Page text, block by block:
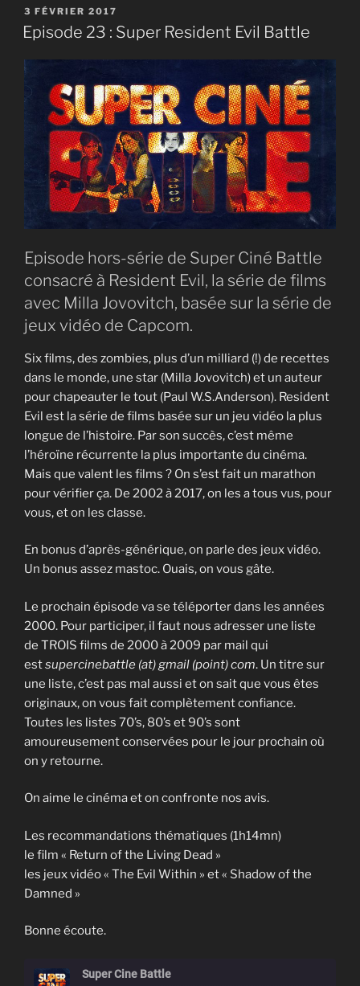
EMBED
PUBLIÉ
LE
3 FÉVRIER 2017
Episode 23 : Super Resident Evil Battle
Episode hors-série de Super Ciné Battle
consacré à Resident Evil, la série de films
avec Milla Jovovitch, basée sur la série de
jeux vidéo de Capcom.
Six films, des zombies, plus d’un milliard (!) de recettes
dans le monde, une star (Milla Jovovitch) et un auteur
pour chapeauter le tout (Paul W.S.Anderson). Resident
Evil est la série de films basée sur un jeu vidéo la plus
longue de l’histoire. Par son succès, c’est même
l’héroïne récurrente la plus importante du cinéma.
Mais que valent les films ? On s’est fait un marathon
pour vérifier ça. De 2002 à 2017, on les a tous vus, pour
vous, et on les classe.
En bonus d’après-générique, on parle des jeux vidéo.
Un bonus assez mastoc. Ouais, on vous gâte.
Le prochain épisode va se téléporter dans les années
2000. Pour participer, il faut nous adresser une liste
de TROIS films de 2000 à 2009 par mail qui
estsupercinebattle (at) gmail (point) com. Un titre sur
une liste, c’est pas mal aussi et on sait que vous êtes
originaux, on vous fait complètement confiance.
Toutes les listes 70’s, 80’s et 90’s sont
amoureusement conservées pour le jour prochain où
on y retourne.
On aime le cinéma et on confronte nos avis.
Les recommandations thématiques (1h14mn)
le film « Return of the Living Dead »
les jeux vidéo « The Evil Within » et « Shadow of the
Damned »
Bonne écoute.
Super Cine Battle